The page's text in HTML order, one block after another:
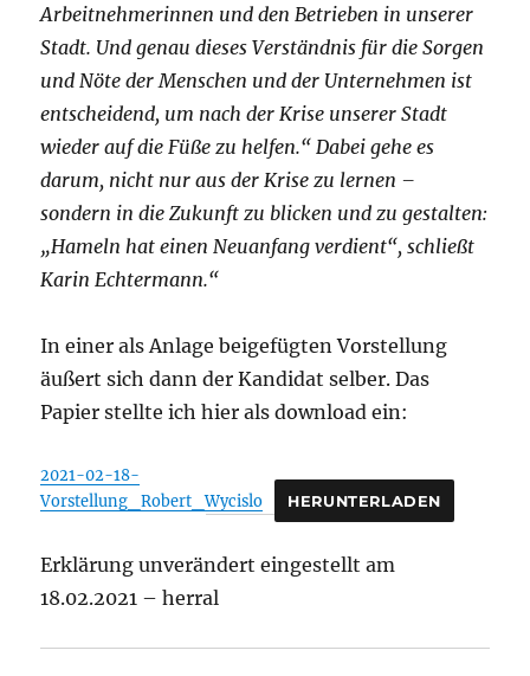
Arbeitnehmerinnen und den Betrieben in unserer
Stadt. Und genau dieses Verständnis für die Sorgen
und Nöte der Menschen und der Unternehmen ist
entscheidend, um nach der Krise unserer Stadt
wieder auf die Füße zu helfen.“ Dabei gehe es
darum, nicht nur aus der Krise zu lernen –
sondern in die Zukunft zu blicken und zu gestalten:
„Hameln hat einen Neuanfang verdient“, schließt
Karin Echtermann.“
In einer als Anlage beigefügten Vorstellung
äußert sich dann der Kandidat selber. Das
Papier stellte ich hier als download ein:
2021-02-18-
Vorstellung_Robert_Wycislo
HERUNTERLADEN
Erklärung unverändert eingestellt am
18.02.2021 – herral